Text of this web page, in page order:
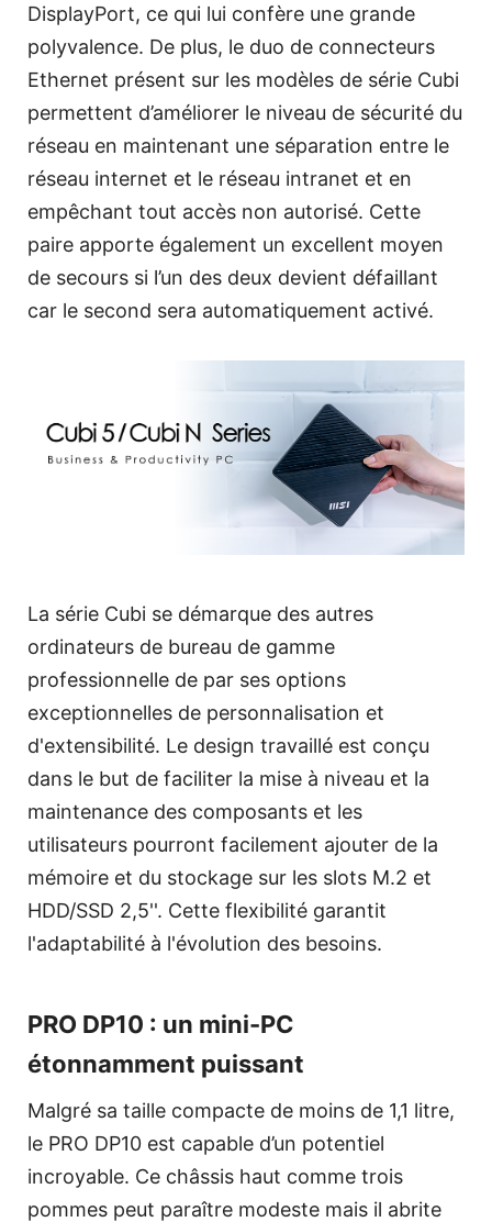
DisplayPort, ce qui lui confère une grande
polyvalence. De plus, le duo de connecteurs
Ethernet présent sur les modèles de série Cubi
permettent d’améliorer le niveau de sécurité du
réseau en maintenant une séparation entre le
réseau internet et le réseau intranet et en
empêchant tout accès non autorisé. Cette
paire apporte également un excellent moyen
de secours si l’un des deux devient défaillant
car le second sera automatiquement activé.
La série Cubi se démarque des autres
ordinateurs de bureau de gamme
professionnelle de par ses options
exceptionnelles de personnalisation et
d'extensibilité. Le design travaillé est conçu
dans le but de faciliter la mise à niveau et la
maintenance des composants et les
utilisateurs pourront facilement ajouter de la
mémoire et du stockage sur les slots M.2 et
HDD/SSD 2,5''. Cette flexibilité garantit
l'adaptabilité à l'évolution des besoins.
PRO DP10 : un mini-PC
étonnamment puissant
Malgré sa taille compacte de moins de 1,1 litre,
le PRO DP10 est capable d’un potentiel
incroyable. Ce châssis haut comme trois
pommes peut paraître modeste mais il abrite